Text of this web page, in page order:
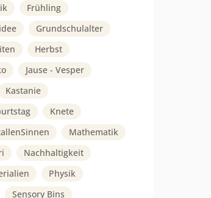
Frühling
Grundschulalter
Herbst
Jause - Vesper
Kastanie
Knete
Mathematik
Nachhaltigkeit
Physik
Sensory Bins